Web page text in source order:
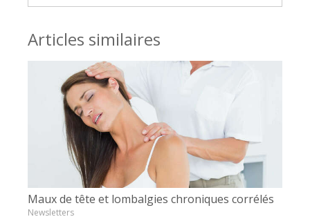
Articles similaires
Maux de tête et lombalgies chroniques corrélés
Newsletters